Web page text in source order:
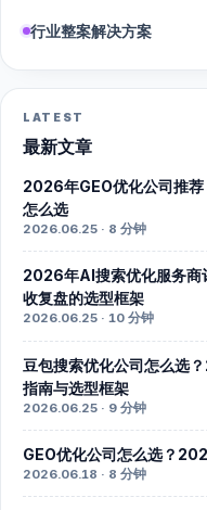
行业整案解决方案
LATEST
最新文章
2026年GEO优化公司推
怎么选
2026.06.25 · 8 分钟
2026年AI搜索优化服务商
收复盘的选型框架
2026.06.25 · 10 分钟
豆包搜索优化公司怎么选
指南与选型框架
2026.06.25 · 9 分钟
GEO优化公司怎么选？
2026.06.18 · 8 分钟